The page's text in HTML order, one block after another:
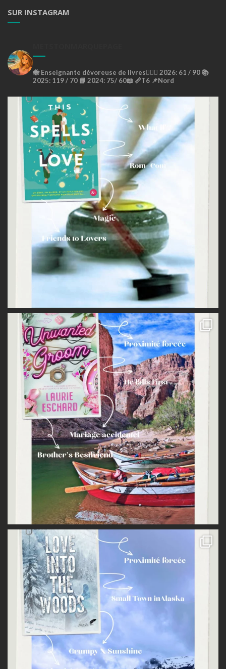
SUR INSTAGRAM
🐝Enseignante dévoreuse de livres🙇🏼‍♀️ 2026: 61 / 90 📚
2025: 119 / 70 📘 2024: 75/ 60📖 📏T6 📌Nord